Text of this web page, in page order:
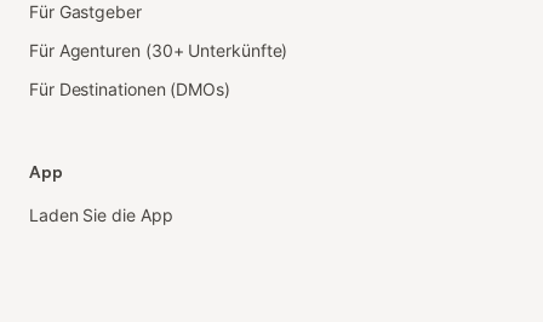
Für Gastgeber
Für Agenturen (30+ Unterkünfte)
Für Destinationen (DMOs)
App
Laden Sie die App